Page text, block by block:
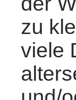
zu
viele